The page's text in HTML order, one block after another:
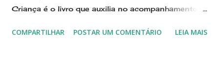
Criança é o livro que auxilia no acompanhamento
o miolo impresso colorido, com conteúdo oficial do
COMPARTILHAR POSTAR UM COMENTÁRIO LEIA MAIS